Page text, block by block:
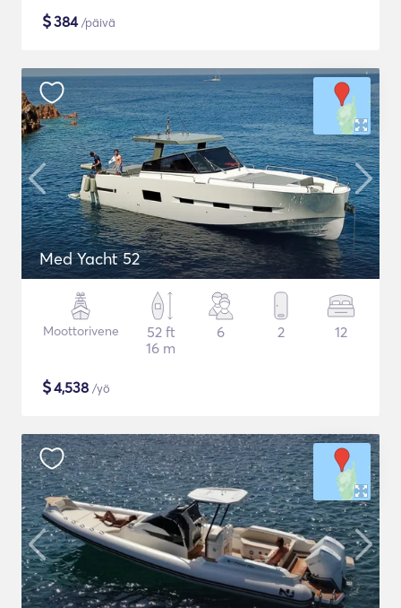
$384/päivä
Med Yacht 52
Moottorivene
52 ft
16 m
6 2 12
$4,538 /yö